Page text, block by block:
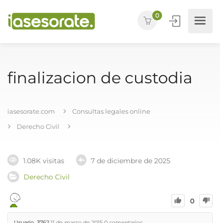
0
finalizacion de custodia
iasesorate.com
Consultas legales online
Derecho Civil
1.08K visitas
7 de diciembre de 2025
Derecho Civil
0